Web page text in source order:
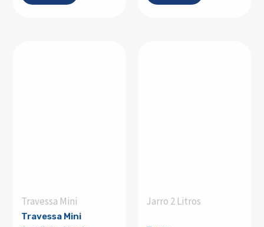
Travessa Mini
Travessa Mini
Jarro 2 Litros